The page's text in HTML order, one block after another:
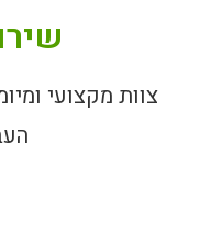
צוות מקצועי